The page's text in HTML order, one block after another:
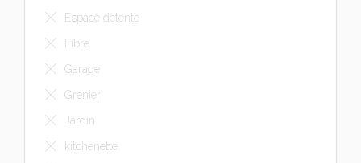
Espace détente
Fibre
Garage
Grenier
Jardin
kitchenette